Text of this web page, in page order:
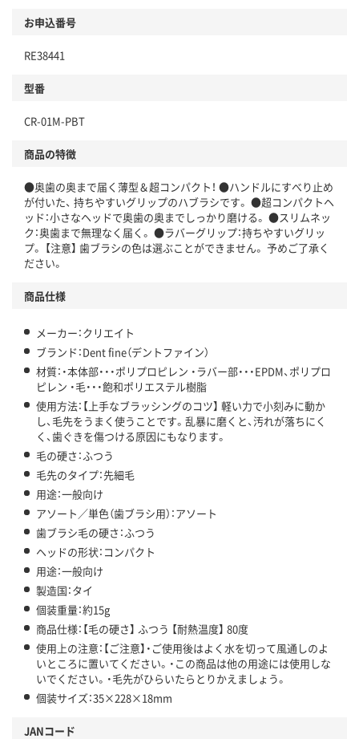
お申込番号
RE38441
型番
CR-01M-PBT
商品の特徴
●奥歯の奥まで届く薄型＆超コンパクト！ ●ハンドルにすべり止め
が付いた、 持ちやすいグリップのハブラシです。 ●超コンパクトヘ
ッド：小さなヘッドで奥歯の奥までしっかり磨ける。 ●スリムネッ
ク：奥歯まで無理なく届く。 ●ラバーグリップ：持ちやすいグリッ
プ。 【注意】 歯ブラシの色は選ぶことができません。 予めご了承く
ださい。
商品仕様
メーカー：クリエイト
ブランド：Dent fine（デントファイン）
材質：・本体部・・・ポリプロピレン ・ラバー部・・・EPDM、ポリプロ
ピレン ・毛・・・飽和ポリエステル樹脂
使用方法：【上手なブラッシングのコツ】 軽い力で小刻みに動か
し、毛先をうまく使うことです。乱暴に磨くと、汚れが落ちにく
く、歯ぐきを傷つける原因にもなります。
毛の硬さ：ふつう
毛先のタイプ：先細毛
用途：一般向け
アソート／単色（歯ブラシ用）：アソート
歯ブラシ毛の硬さ：ふつう
ヘッドの形状：コンパクト
用途：一般向け
製造国：タイ
個装重量：約15g
商品仕様：【毛の硬さ】 ふつう 【耐熱温度】 80度
使用上の注意：【ご注意】・ご使用後はよく水を切って風通しのよ
いところに置いてください。・この商品は他の用途には使用しな
いでください。・毛先がひらいたらとりかえましょう。
個装サイズ：35×228×18mm
JANコード